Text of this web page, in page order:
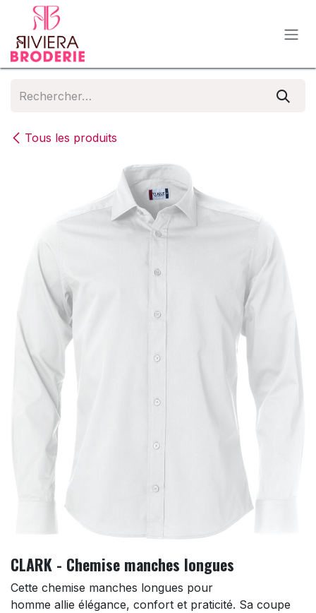
Se rendre au contenu
Tous les produits
CLARK - Chemise manches longues
Cette chemise manches longues pour
homme allie élégance, confort et praticité. Sa coupe